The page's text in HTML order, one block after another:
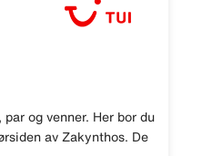
og venner. Her bor du
av Zakynthos. De